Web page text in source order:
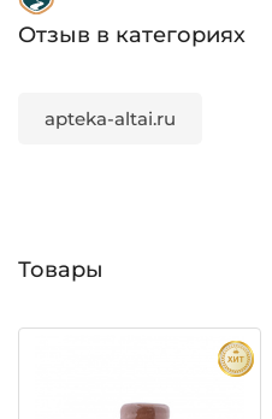
Отзыв в категориях
apteka-altai.ru
Товары